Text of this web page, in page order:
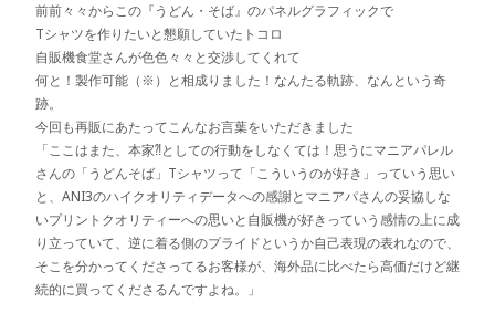
前前々々からこの『うどん・そば』のパネルグラフィックで
Tシャツを作りたいと懇願していたトコロ
自販機食堂さんが色色々々と交渉してくれて
何と！製作可能（※）と相成りました！なんたる軌跡、なんという奇
跡。
今回も再販にあたってこんなお言葉をいただきました
「ここはまた、本家⁈としての行動をしなくては！思うにマニアパレル
さんの「うどんそば」Tシャツって「こういうのが好き」っていう思い
と、ANI3のハイクオリティデータへの感謝とマニアパさんの妥協しな
いプリントクオリティーへの思いと自販機が好きっていう感情の上に成
り立っていて、逆に着る側のプライドというか自己表現の表れなので、
そこを分かってくださってるお客様が、海外品に比べたら高価だけど継
続的に買ってくださるんですよね。」